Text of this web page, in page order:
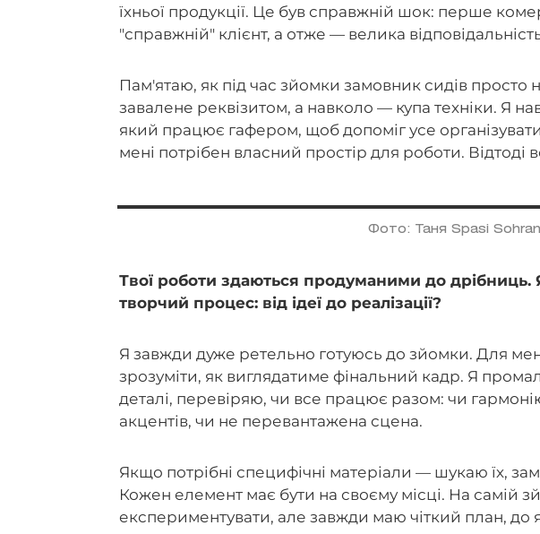
їхньої продукції. Це був справжній шок: перше
"справжній" клієнт, а отже — велика
Пам'ятаю, як під час зйомки замовник сидів просто
завалене реквізитом, а навколо — купа техніки. Я
який працює гафером, щоб допоміг усе
мені потрібен власний простір для роботи. Відтоді
Фото: Таня Spasi
Твої роботи здаються продуманими до дрібниць.
творчий процес: від ідеї до реалізації?
Я завжди дуже ретельно готуюсь до зйомки. Для
зрозуміти, як виглядатиме фінальний кадр. Я
деталі, перевіряю, чи все працює разом: чи
акцентів, чи не перевантажена сцена.
Якщо потрібні специфічні матеріали — шукаю їх,
Кожен елемент має бути на своєму місці. На самій
експериментувати, але завжди маю чіткий план, до